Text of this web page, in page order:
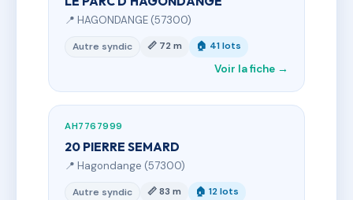
📍 HAGONDANGE (57300)
Autre syndic 📏 72 m 🏠 41 lots
Voir la fiche →
AH7767999
20 PIERRE SEMARD
📍 Hagondange (57300)
Autre syndic 📏 83 m 🏠 12 lots